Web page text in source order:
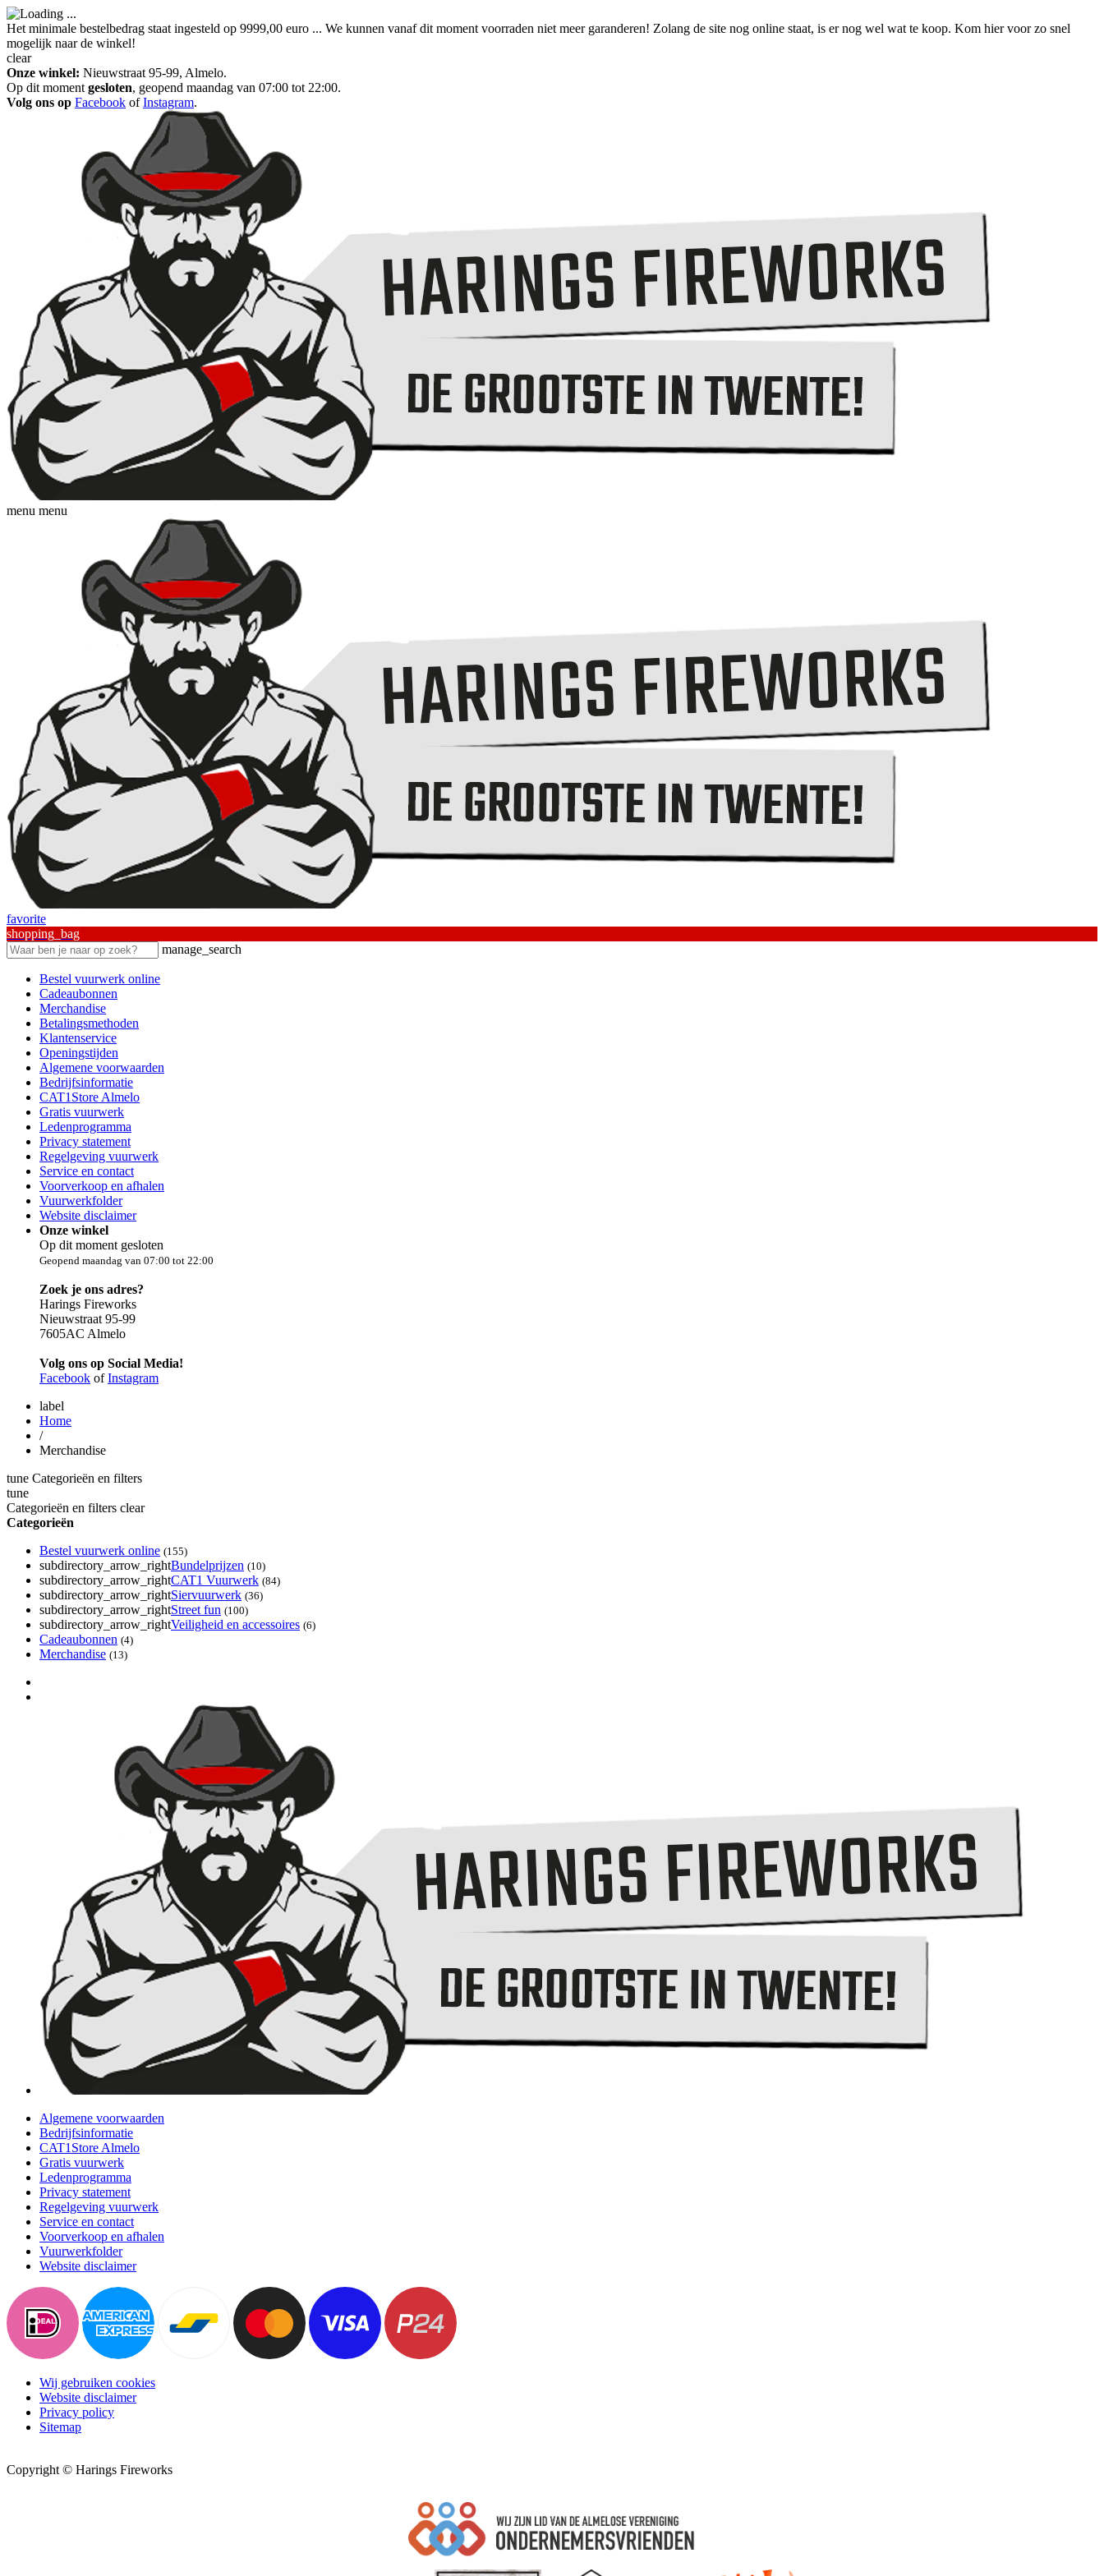
Het minimale bestelbedrag staat ingesteld op 9999,00 euro ... We kunnen vanaf dit moment voorraden niet meer garanderen! Zolang de site nog online staat, is er nog wel wat te koop. Kom hier voor zo snel
mogelijk naar de winkel!
clear
Onze winkel: Nieuwstraat 95-99, Almelo.
Op dit moment gesloten, geopend maandag van 07:00 tot 22:00.
Volg ons op Facebook ofInstagram.
menu menu
favorite
shopping_bag
manage_search
Bestel vuurwerk online
Cadeaubonnen
Merchandise
Betalingsmethoden
Klantenservice
Openingstijden
Algemene voorwaarden
Bedrijfsinformatie
CAT1Store Almelo
Gratis vuurwerk
Ledenprogramma
Privacy statement
Regelgeving vuurwerk
Service en contact
Voorverkoop en afhalen
Vuurwerkfolder
Website disclaimer
Onze winkel
Op dit moment gesloten
Geopend maandag van 07:00 tot 22:00
Zoek je ons adres?
Harings Fireworks
Nieuwstraat 95-99
7605AC Almelo
Volg ons op Social Media!
Facebook ofInstagram
label
Home
/
Merchandise
tune Categorieën en filters
tune
Categorieën en filters clear
Categorieën
Bestel vuurwerk online (155)
subdirectory_arrow_rightBundelprijzen (10)
subdirectory_arrow_rightCAT1 Vuurwerk (84)
subdirectory_arrow_rightSiervuurwerk (36)
subdirectory_arrow_rightStreet fun (100)
subdirectory_arrow_rightVeiligheid en accessoires (6)
Cadeaubonnen (4)
Merchandise (13)
Algemene voorwaarden
Bedrijfsinformatie
CAT1Store Almelo
Gratis vuurwerk
Ledenprogramma
Privacy statement
Regelgeving vuurwerk
Service en contact
Voorverkoop en afhalen
Vuurwerkfolder
Website disclaimer
Wij gebruiken cookies
Website disclaimer
Privacy policy
Sitemap
Copyright © Harings Fireworks